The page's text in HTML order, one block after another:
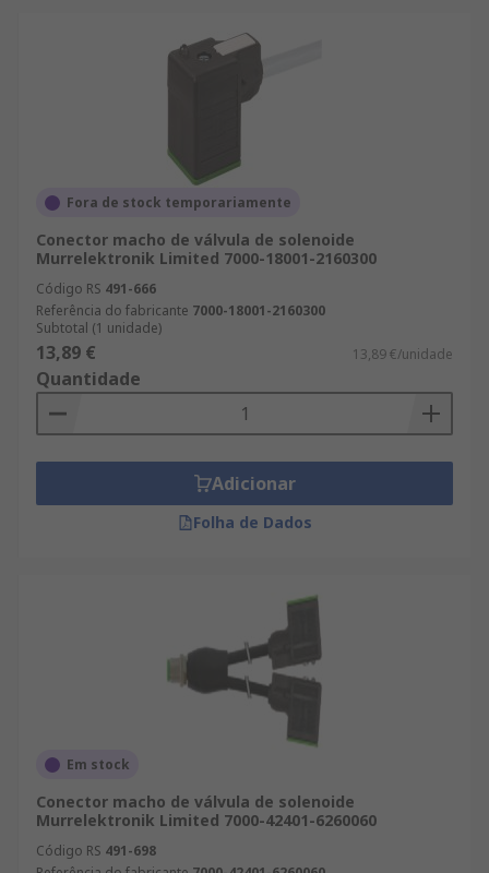
Fora de stock temporariamente
Conector macho de válvula de solenoide
Murrelektronik Limited 7000-18001-2160300
Código RS 491-666
Referência do fabricante 7000-18001-2160300
Subtotal (1 unidade)
13,89 € 13,89 €/unidade
Quantidade
Adicionar
Folha de Dados
Em stock
Conector macho de válvula de solenoide
Murrelektronik Limited 7000-42401-6260060
Código RS 491-698